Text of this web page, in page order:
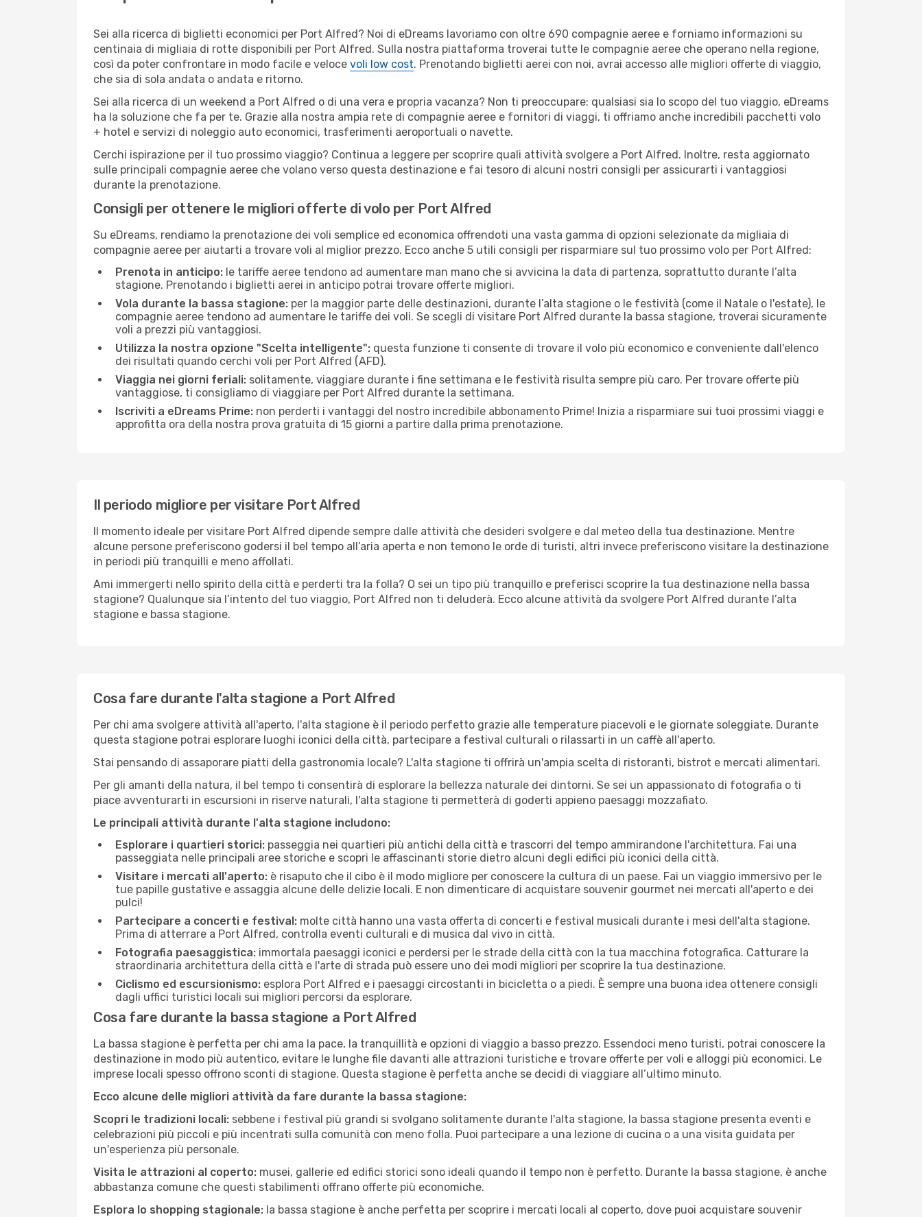
Sei alla ricerca di biglietti economici per Port Alfred? Noi di eDreams lavoriamo con oltre 690 compagnie aeree e forniamo informazioni su
centinaia di migliaia di rotte disponibili per Port Alfred. Sulla nostra piattaforma troverai tutte le compagnie aeree che operano nella regione,
così da poter confrontare in modo facile e veloce voli low cost. Prenotando biglietti aerei con noi, avrai accesso alle migliori offerte di viaggio,
che sia di sola andata o andata e ritorno.
Sei alla ricerca di un weekend a Port Alfred o di una vera e propria vacanza? Non ti preoccupare: qualsiasi sia lo scopo del tuo viaggio, eDreams
ha la soluzione che fa per te. Grazie alla nostra ampia rete di compagnie aeree e fornitori di viaggi, ti offriamo anche incredibili pacchetti volo
+ hotel e servizi di noleggio auto economici, trasferimenti aeroportuali o navette.
Cerchi ispirazione per il tuo prossimo viaggio? Continua a leggere per scoprire quali attività svolgere a Port Alfred. Inoltre, resta aggiornato
sulle principali compagnie aeree che volano verso questa destinazione e fai tesoro di alcuni nostri consigli per assicurarti i vantaggiosi
durante la prenotazione.
Consigli per ottenere le migliori offerte di volo per Port Alfred
Su eDreams, rendiamo la prenotazione dei voli semplice ed economica offrendoti una vasta gamma di opzioni selezionate da migliaia di
compagnie aeree per aiutarti a trovare voli al miglior prezzo. Ecco anche 5 utili consigli per risparmiare sul tuo prossimo volo per Port Alfred:
Prenota in anticipo: le tariffe aeree tendono ad aumentare man mano che si avvicina la data di partenza, soprattutto durante l’alta
stagione. Prenotando i biglietti aerei in anticipo potrai trovare offerte migliori.
Vola durante la bassa stagione: per la maggior parte delle destinazioni, durante l’alta stagione o le festività (come il Natale o l'estate), le
compagnie aeree tendono ad aumentare le tariffe dei voli. Se scegli di visitare Port Alfred durante la bassa stagione, troverai sicuramente
voli a prezzi più vantaggiosi.
Utilizza la nostra opzione "Scelta intelligente": questa funzione ti consente di trovare il volo più economico e conveniente dall'elenco
dei risultati quando cerchi voli per Port Alfred (AFD).
Viaggia nei giorni feriali: solitamente, viaggiare durante i fine settimana e le festività risulta sempre più caro. Per trovare offerte più
vantaggiose, ti consigliamo di viaggiare per Port Alfred durante la settimana.
Iscriviti a eDreams Prime: non perderti i vantaggi del nostro incredibile abbonamento Prime! Inizia a risparmiare sui tuoi prossimi viaggi e
approfitta ora della nostra prova gratuita di 15 giorni a partire dalla prima prenotazione.
Il periodo migliore per visitare Port Alfred
Il momento ideale per visitare Port Alfred dipende sempre dalle attività che desideri svolgere e dal meteo della tua destinazione. Mentre
alcune persone preferiscono godersi il bel tempo all’aria aperta e non temono le orde di turisti, altri invece preferiscono visitare la destinazione
in periodi più tranquilli e meno affollati.
Ami immergerti nello spirito della città e perderti tra la folla? O sei un tipo più tranquillo e preferisci scoprire la tua destinazione nella bassa
stagione? Qualunque sia l’intento del tuo viaggio, Port Alfred non ti deluderà. Ecco alcune attività da svolgere Port Alfred durante l’alta
stagione e bassa stagione.
Cosa fare durante l'alta stagione a Port Alfred
Per chi ama svolgere attività all'aperto, l'alta stagione è il periodo perfetto grazie alle temperature piacevoli e le giornate soleggiate. Durante
questa stagione potrai esplorare luoghi iconici della città, partecipare a festival culturali o rilassarti in un caffè all'aperto.
Stai pensando di assaporare piatti della gastronomia locale? L'alta stagione ti offrirà un'ampia scelta di ristoranti, bistrot e mercati alimentari.
Per gli amanti della natura, il bel tempo ti consentirà di esplorare la bellezza naturale dei dintorni. Se sei un appassionato di fotografia o ti
piace avventurarti in escursioni in riserve naturali, l'alta stagione ti permetterà di goderti appieno paesaggi mozzafiato.
Le principali attività durante l'alta stagione includono:
Esplorare i quartieri storici: passeggia nei quartieri più antichi della città e trascorri del tempo ammirandone l'architettura. Fai una
passeggiata nelle principali aree storiche e scopri le affascinanti storie dietro alcuni degli edifici più iconici della città.
Visitare i mercati all'aperto: è risaputo che il cibo è il modo migliore per conoscere la cultura di un paese. Fai un viaggio immersivo per le
tue papille gustative e assaggia alcune delle delizie locali. E non dimenticare di acquistare souvenir gourmet nei mercati all'aperto e dei
pulci!
Partecipare a concerti e festival: molte città hanno una vasta offerta di concerti e festival musicali durante i mesi dell'alta stagione.
Prima di atterrare a Port Alfred, controlla eventi culturali e di musica dal vivo in città.
Fotografia paesaggistica: immortala paesaggi iconici e perdersi per le strade della città con la tua macchina fotografica. Catturare la
straordinaria architettura della città e l'arte di strada può essere uno dei modi migliori per scoprire la tua destinazione.
Ciclismo ed escursionismo: esplora Port Alfred e i paesaggi circostanti in bicicletta o a piedi. È sempre una buona idea ottenere consigli
dagli uffici turistici locali sui migliori percorsi da esplorare.
Cosa fare durante la bassa stagione a Port Alfred
La bassa stagione è perfetta per chi ama la pace, la tranquillità e opzioni di viaggio a basso prezzo. Essendoci meno turisti, potrai conoscere la
destinazione in modo più autentico, evitare le lunghe file davanti alle attrazioni turistiche e trovare offerte per voli e alloggi più economici. Le
imprese locali spesso offrono sconti di stagione. Questa stagione è perfetta anche se decidi di viaggiare all’ultimo minuto.
Ecco alcune delle migliori attività da fare durante la bassa stagione:
Scopri le tradizioni locali: sebbene i festival più grandi si svolgano solitamente durante l'alta stagione, la bassa stagione presenta eventi e
celebrazioni più piccoli e più incentrati sulla comunità con meno folla. Puoi partecipare a una lezione di cucina o a una visita guidata per
un'esperienza più personale.
Visita le attrazioni al coperto: musei, gallerie ed edifici storici sono ideali quando il tempo non è perfetto. Durante la bassa stagione, è anche
abbastanza comune che questi stabilimenti offrano offerte più economiche.
Esplora lo shopping stagionale: la bassa stagione è anche perfetta per scoprire i mercati locali al coperto, dove puoi acquistare souvenir